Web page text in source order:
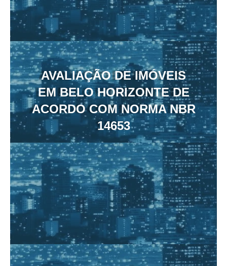
AVALIAÇÃO DE IMÓVEIS
EM BELO HORIZONTE DE
ACORDO COM NORMA NBR
14653